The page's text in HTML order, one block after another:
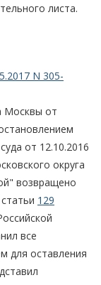
листа.
N 305-
Москвы от
от 12.10.2016
округа
возвращено
129
все
для оставления